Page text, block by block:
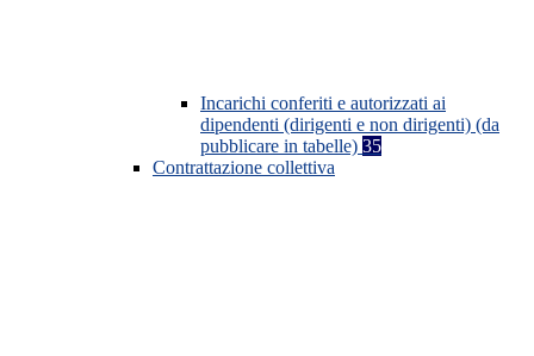
Incarichi conferiti e autorizzati ai
dipendenti (dirigenti e non dirigenti) (da
pubblicare in tabelle) 35
Contrattazione collettiva